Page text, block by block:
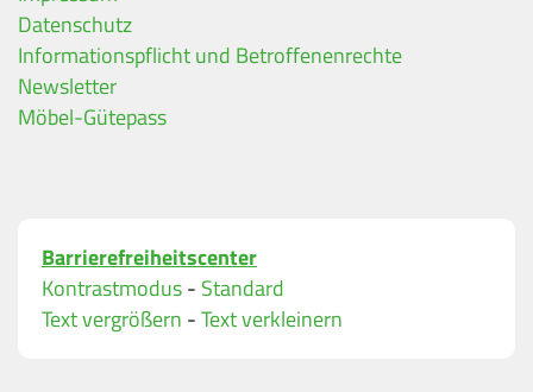
Datenschutz
Informationspflicht und Betroffenenrechte
Newsletter
Möbel-Gütepass
Barrierefreiheitscenter
Kontrastmodus- Standard
Text vergrößern -Text verkleinern
Ihre Kontaktdaten
Alle mit Stern gekennzeichneten Felder sind
Name
Bitte geben Sie eine gültige E-Mail-Adresse ein.
Telefon*